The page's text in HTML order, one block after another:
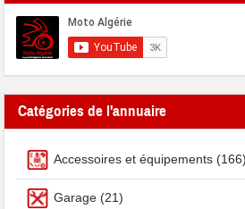
Catégories de l'annuaire
Accessoires et équipements (166)
Garage (21)